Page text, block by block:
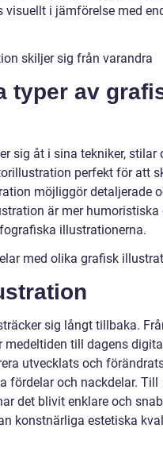
visuellt i jämförelse med
skiljer sig från varandra
typer av
sig åt i sina tekniker, stilar
perfekt för att
möjliggör detaljerade
är mer humoristiska
illustrationerna.
med olika grafisk
sig långt tillbaka.
till dagens
utvecklats och
fördelar och nackdelar. Till
det blivit enklare och
konstnärliga estetiska